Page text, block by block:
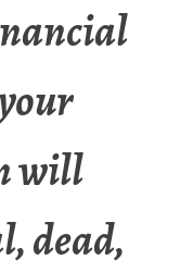
will
dead,